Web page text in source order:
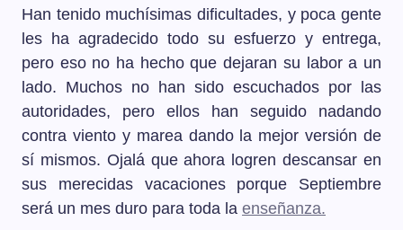
Han tenido muchísimas dificultades, y poca gente
les ha agradecido todo su esfuerzo y entrega,
pero eso no ha hecho que dejaran su labor a un
lado. Muchos no han sido escuchados por las
autoridades, pero ellos han seguido nadando
contra viento y marea dando la mejor versión de
sí mismos. Ojalá que ahora logren descansar en
sus merecidas vacaciones porque Septiembre
será un mes duro para toda la enseñanza.